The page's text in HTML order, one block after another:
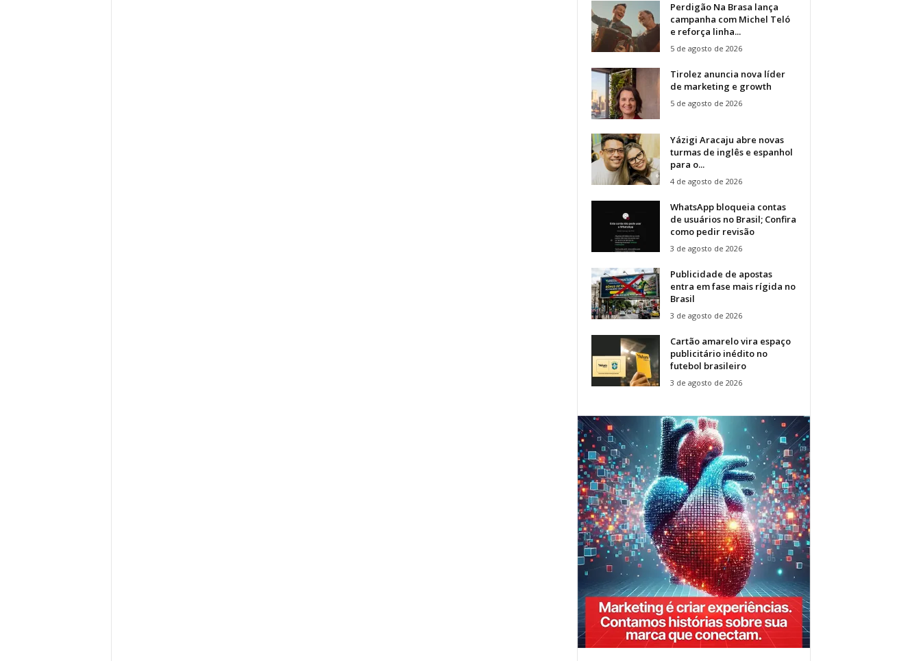
Perdigão Na Brasa lança
campanha com Michel Teló
e reforça linha...
5 de agosto de 2026
Tirolez anuncia nova líder
de marketing e growth
5 de agosto de 2026
Yázigi Aracaju abre novas
turmas de inglês e espanhol
para o...
4 de agosto de 2026
WhatsApp bloqueia contas
de usuários no Brasil; Confira
como pedir revisão
3 de agosto de 2026
Publicidade de apostas
entra em fase mais rígida no
Brasil
3 de agosto de 2026
Cartão amarelo vira espaço
publicitário inédito no
futebol brasileiro
3 de agosto de 2026